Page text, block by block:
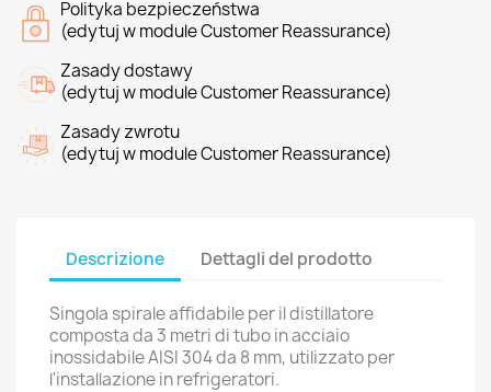
Polityka bezpieczeństwa
(edytuj w module Customer Reassurance)
Zasady dostawy
(edytuj w module Customer Reassurance)
Zasady zwrotu
(edytuj w module Customer Reassurance)
Descrizione Dettagli del prodotto
Singola spirale affidabile per il distillatore
composta da 3 metri di tubo in acciaio
inossidabile AISI 304 da 8 mm, utilizzato per
l'installazione in refrigeratori.